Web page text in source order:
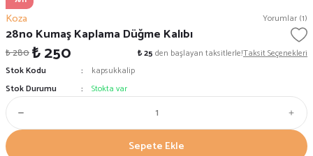
Koza Yorumlar (1)
28no Kumaş Kaplama Düğme Kalıbı
₺ 280₺ 250 ₺ 25 den başlayan taksitlerle!Taksit Seçenekleri
Stok Kodu
kapsukkalip
Stok Durumu
Stokta var
Sepete Ekle